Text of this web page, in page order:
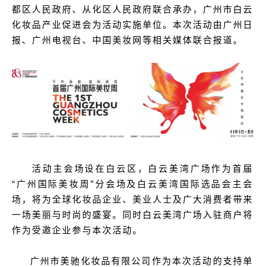
都区人民政府、从化区人民政府联合承办，广州市白云
化妆品产业促进会为活动实施单位。本次活动由广州日
报、广州电视台、中国美妆网等相关媒体联合报道。
活动主会场设在白云区，白云美湾广场作为首届
“广州国际美妆周”分会场及白云美湾国际选品会主会
场，将为全球化妆品企业、美业人士及广大消费者带来
一场美丽与时尚的盛宴。同时白云美湾广场入驻商户将
作为受邀企业参与本次活动。
广州市美驰化妆品有限公司作为本次活动的支持单